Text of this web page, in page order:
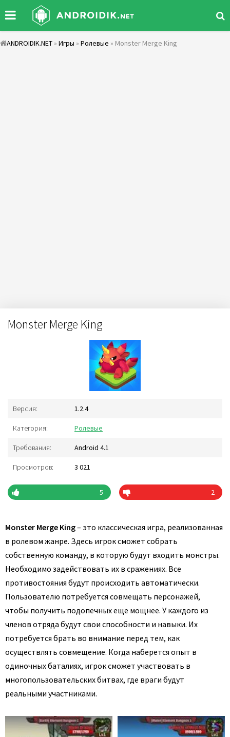
ANDROIDIK.NET » Игры » Ролевые » Monster Merge King
Monster Merge King
Версия: 1.2.4
Категория: Ролевые
Требования: Android 4.1
Просмотров: 3 021
5 2
Monster Merge King– это классическая игра, реализованная
в ролевом жанре. Здесь игрок сможет собрать
собственную команду, в которую будут входить монстры.
Необходимо задействовать их в сражениях. Все
противостояния будут происходить автоматически.
Пользователю потребуется совмещать персонажей,
чтобы получить подопечных еще мощнее. У каждого из
членов отряда будут свои способности и навыки. Их
потребуется брать во внимание перед тем, как
осуществлять совмещение. Когда наберется опыт в
одиночных баталиях, игрок сможет участвовать в
многопользовательских битвах, где враги будут
реальными участниками.